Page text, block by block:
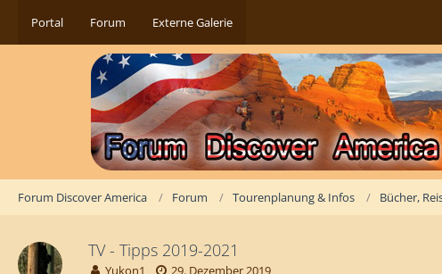
Portal Forum Externe Galerie
Forum Discover America Forum Tourenplanung & Infos Bücher,
TV - Tipps 2019-2021
Yukon1 29. Dezember 2019